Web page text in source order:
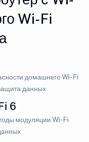
Wi-Fi
домашнего Wi-Fi
данных
6
модуляции Wi-Fi